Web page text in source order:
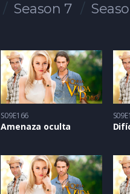
Season 7
S09E166
Amenaza oculta